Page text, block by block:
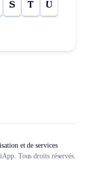
S T U
et de services
Tous droits réservés.